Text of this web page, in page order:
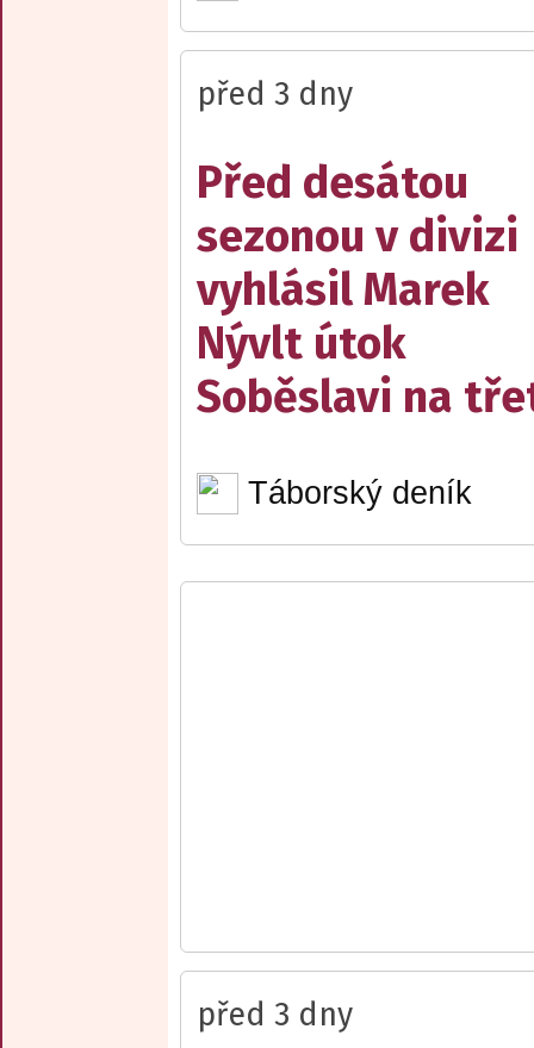
před 3 dny
Před desátou
sezonou v divizi
vyhlásil Marek
Nývlt útok
Soběslavi na
Táborský deník
před 3 dny